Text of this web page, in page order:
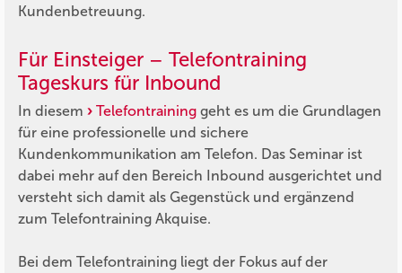
Kundenbetreuung.
Für Einsteiger – Telefontraining
Tageskurs für Inbound
In diesem Telefontraining geht es um die Grundlagen
für eine professionelle und sichere
Kundenkommunikation am Telefon. Das Seminar ist
dabei mehr auf den Bereich Inbound ausgerichtet und
versteht sich damit als Gegenstück und ergänzend
zum Telefontraining Akquise.
Bei dem Telefontraining liegt der Fokus auf der